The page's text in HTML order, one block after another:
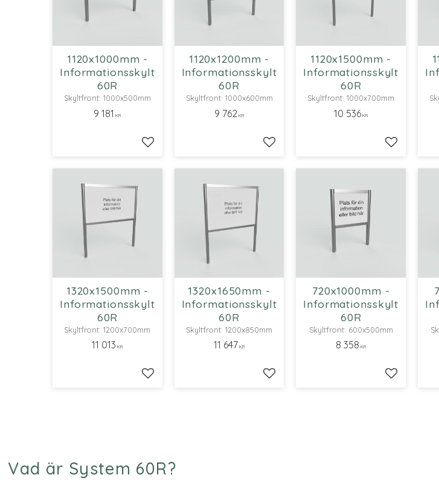
1120x1000mm -
Informationsskylt
60R
Skyltfront: 1000x500mm
9 181 KR
Lägg till i favoriter
1120x1200mm -
Informationsskylt
60R
Skyltfront: 1000x600mm
9 762 KR
Lägg till i favoriter
1120x1500mm -
Informationsskylt
60R
Skyltfront: 1000x700mm
10 536 KR
Lägg till i
1320x1500mm -
Informationsskylt
60R
Skyltfront: 1200x700mm
11 013 KR
Lägg till i favoriter
1320x1650mm -
Informationsskylt
60R
Skyltfront: 1200x850mm
11 647 KR
Lägg till i favoriter
720x1000mm -
Informationsskylt
60R
Skyltfront: 600x500mm
8 358 KR
Lägg till i
Vad är System 60R?